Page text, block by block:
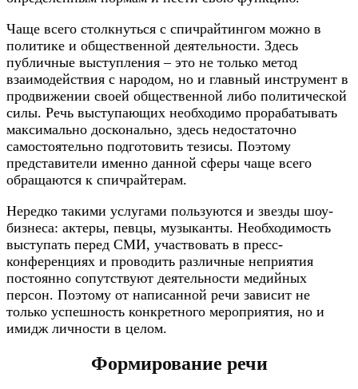
Чаще всего столкнуться с спичрайтингом можно в
политике и общественной деятельности. Здесь
публичные выступления – это не только метод
взаимодействия с народом, но и главный инструмент в
продвижении своей общественной либо политической
силы. Речь выступающих необходимо прорабатывать
максимально досконально, здесь недостаточно
самостоятельно подготовить тезисы. Поэтому
представители именно данной сферы чаще всего
обращаются к спичрайтерам.
Нередко такими услугами пользуются и звезды шоу-
бизнеса: актеры, певцы, музыканты. Необходимость
выступать перед СМИ, участвовать в пресс-
конференциях и проводить различные неприятия
постоянно сопутствуют деятельности медийных
персон. Поэтому от написанной речи зависит не
только успешность конкретного мероприятия, но и
имидж личности в целом.
Формирование речи